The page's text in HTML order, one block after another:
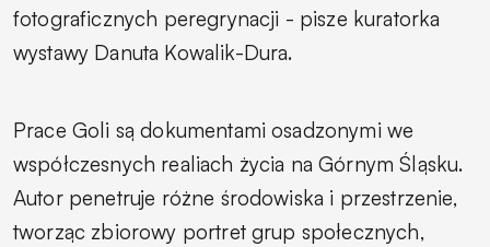
fotograficznych peregrynacji - pisze kuratorka
wystawy Danuta Kowalik-Dura.
Prace Goli są dokumentami osadzonymi we
współczesnych realiach życia na Górnym Śląsku.
Autor penetruje różne środowiska i przestrzenie,
tworząc zbiorowy portret grup społecznych,